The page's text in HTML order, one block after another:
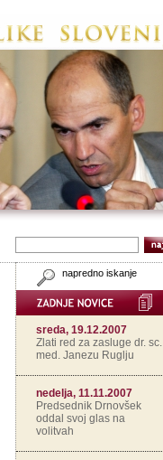
napredno iskanje
sreda, 19.12.2007
Zlati red za zasluge dr. sc.
med. Janezu Ruglju
nedelja, 11.11.2007
Predsednik Drnovšek
oddal svoj glas na
volitvah